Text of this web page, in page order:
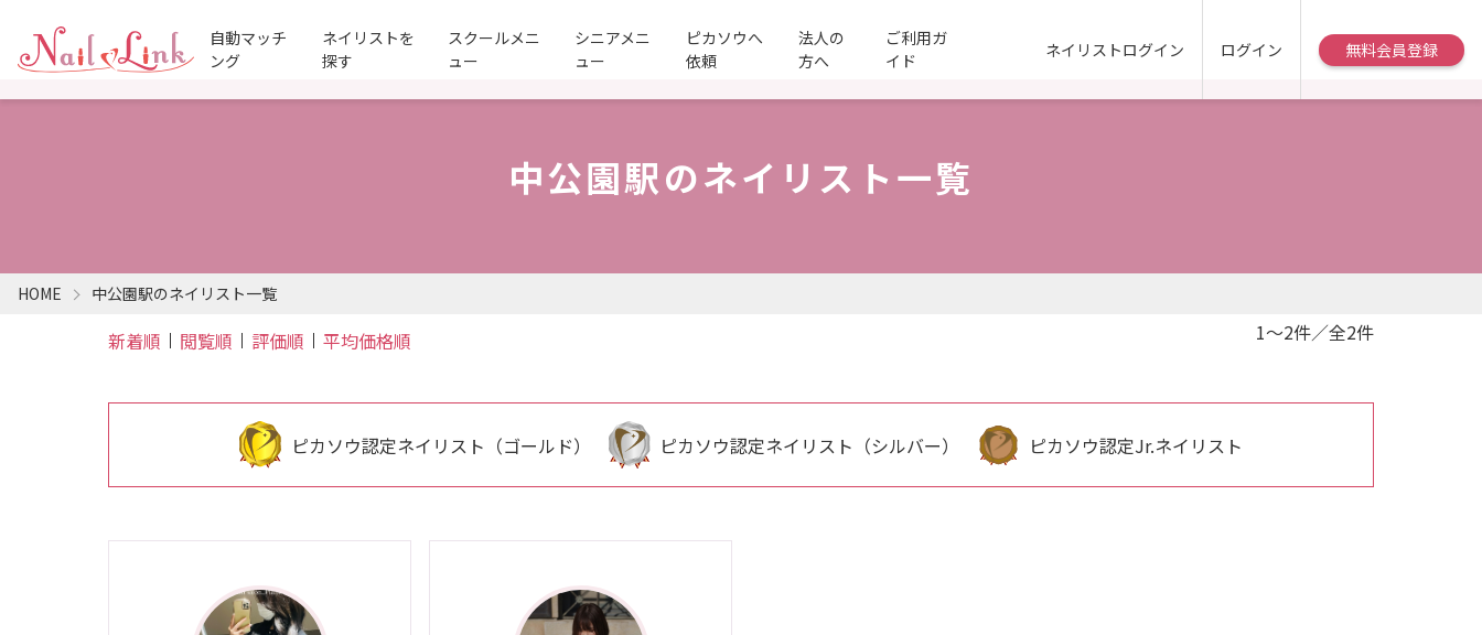
自動マッチ
ング
ネイリストを
探す
スクールメニ
ュー
シニアメニ
ュー
ピカソウへ
依頼
法人の
方へ
ご利用ガ
イド
ネイリストログイン ログイン 無料会員登録
中公園駅のネイリスト一覧
HOME 中公園駅のネイリスト一覧
新着順 閲覧順 評価順 平均価格順 1～2件／全2件
ピカソウ認定ネイリスト（ゴールド） ピカソウ認定ネイリスト（シルバー） ピカソウ認定Jr.ネイリスト